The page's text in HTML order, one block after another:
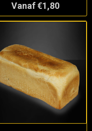
Vanaf €1,80